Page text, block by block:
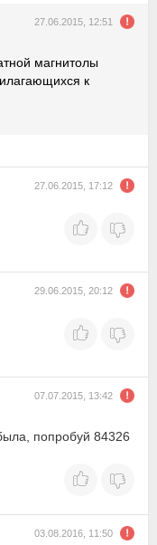
27.06.2015, 12:51
магнитолы
к
27.06.2015, 17:12
29.06.2015, 20:12
07.07.2015, 13:42
попробуй 84326
03.08.2016, 11:50